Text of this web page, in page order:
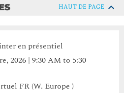
HAUT DE PAGE
en présentiel
2026 | 9:30 AM to 5:30
FR (W. Europe )